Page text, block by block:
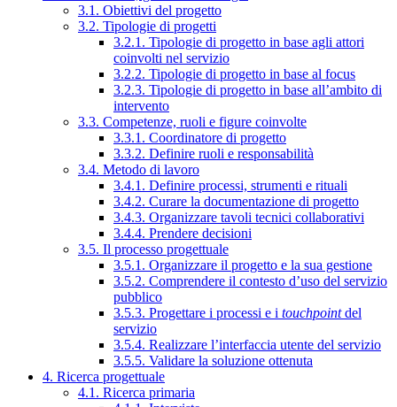
3.1. Obiettivi del progetto
3.2. Tipologie di progetti
3.2.1. Tipologie di progetto in base agli attori
coinvolti nel servizio
3.2.2. Tipologie di progetto in base al focus
3.2.3. Tipologie di progetto in base all’ambito di
intervento
3.3. Competenze, ruoli e figure coinvolte
3.3.1. Coordinatore di progetto
3.3.2. Definire ruoli e responsabilità
3.4. Metodo di lavoro
3.4.1. Definire processi, strumenti e rituali
3.4.2. Curare la documentazione di progetto
3.4.3. Organizzare tavoli tecnici collaborativi
3.4.4. Prendere decisioni
3.5. Il processo progettuale
3.5.1. Organizzare il progetto e la sua gestione
3.5.2. Comprendere il contesto d’uso del servizio
pubblico
3.5.3. Progettare i processi e i touchpointdel
servizio
3.5.4. Realizzare l’interfaccia utente del servizio
3.5.5. Validare la soluzione ottenuta
4. Ricerca progettuale
4.1. Ricerca primaria